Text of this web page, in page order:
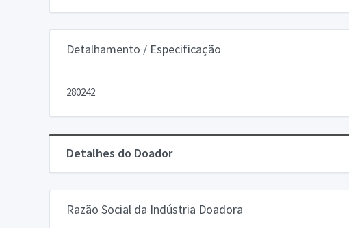
Detalhamento / Especificação
280242
Detalhes do Doador
Razão Social da Indústria Doadora